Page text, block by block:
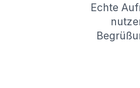
Echte